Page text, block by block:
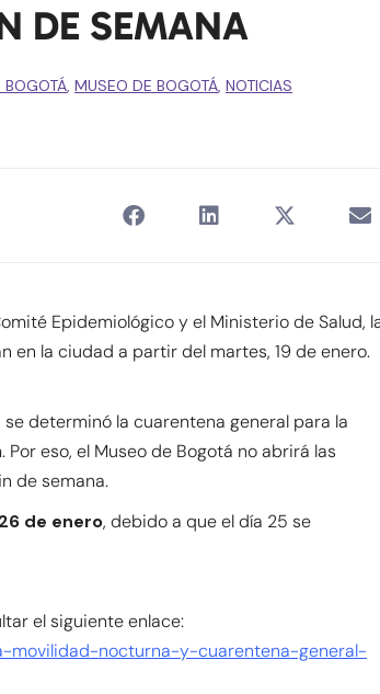
DE SEMANA
BOGOTÁ, MUSEO DE BOGOTÁ, NOTICIAS
Epidemiológico y el Ministerio de Salud,
en la ciudad a partir del martes, 19 de enero.
determinó la cuarentena general para la
eso, el Museo de Bogotá no abrirá las
de semana.
de enero, debido a que el día 25 se
el siguiente enlace:
movilidad-nocturna-y-cuarentena-general-